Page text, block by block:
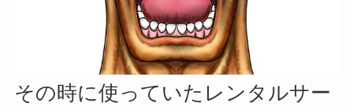
その時に使っていたレンタルサー